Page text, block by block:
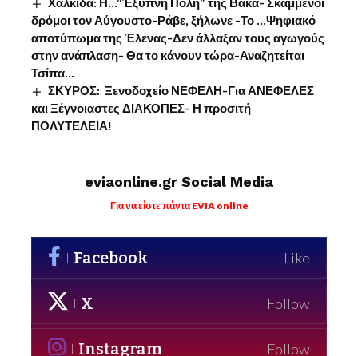
Χαλκίδα: Η…”Έξυπνη Πόλη” της Βάκα- Σκαμμένοι
δρόμοι τον Αύγουστο-Ράβε, ξήλωνε -Το …Ψηφιακό
αποτύπωμα της Έλενας-Δεν άλλαξαν τους αγωγούς
στην ανάπλαση- Θα το κάνουν τώρα-Αναζητείται
Τσίπα…
ΣΚΥΡΟΣ: Ξενοδοχείο ΝΕΦΕΛΗ-Για ΑΝΕΦΕΛΕΣ
και Ξέγνοιαστες ΔΙΑΚΟΠΕΣ- Η προσιτή
ΠΟΛΥΤΕΛΕΙΑ!
eviaonline.gr Social Media
Για να είστε πάντα EVIA online
Facebook Like
X Follow
Instagram Follow